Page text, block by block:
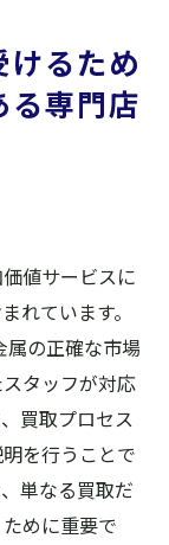
けるため
る専門店
値サービスに
れています。
の正確な市場
タッフが対応
買取プロセス
を行うことで
単なる買取だ
めに重要で